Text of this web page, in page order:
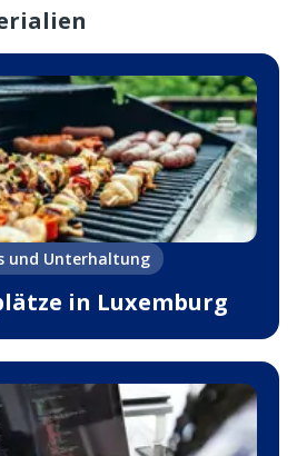
und Unterhaltung
in Luxemburg